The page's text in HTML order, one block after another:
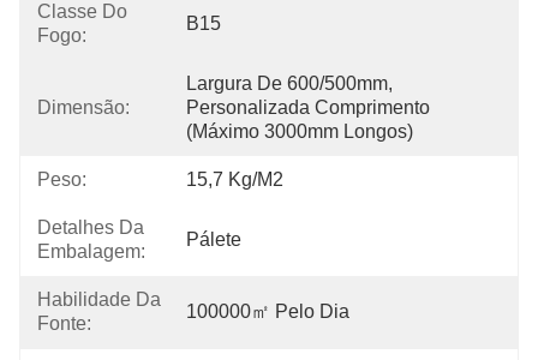
Classe Do
Fogo:
B15
Dimensão:
Largura De 600/500mm,
Personalizada Comprimento
(máximo 3000mm Longos)
Peso: 15,7 Kg/m2
Detalhes Da
Embalagem:
Pálete
Habilidade Da
Fonte:
100000㎡ Pelo Dia